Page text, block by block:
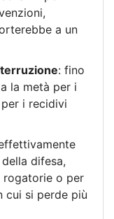
a un
: fino
la metà per i
i recidivi
difesa,
rogatorie o per
cui si perde più